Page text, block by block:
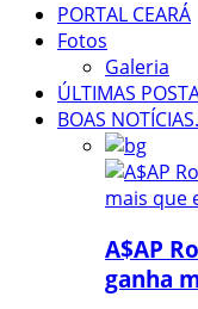
PORTAL CEARÁ
Fotos
Galeria
ÚLTIMAS
BOAS
A$AP
ganha